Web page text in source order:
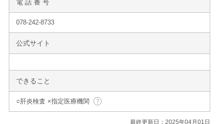
電 話 番 号
078-242-8733
公式サイト
できること
○肝炎検査 ×指定医療機関
最終更新日：2025年04月01日